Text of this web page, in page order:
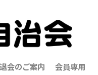
会のご案内 会員専用